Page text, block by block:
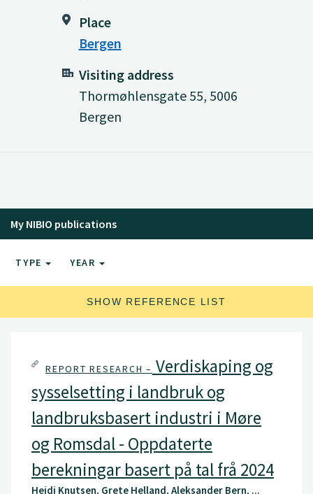
Place
Bergen
Visiting address
Thormøhlensgate 55, 5006
Bergen
My NIBIO publications
TYPE YEAR
SHOW REFERENCE LIST
REPORT RESEARCH – Verdiskaping og
sysselsetting i landbruk og
landbruksbasert industri i Møre
og Romsdal - Oppdaterte
berekningar basert på tal frå 2024
Heidi Knutsen, Grete Helland, Aleksander Bern, ...